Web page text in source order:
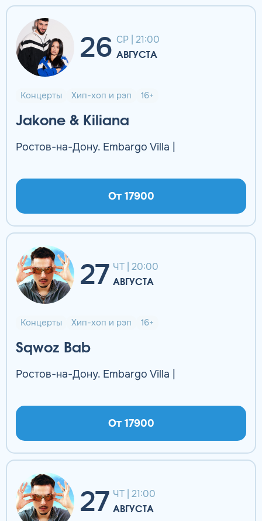
26 СР | 21:00
АВГУСТА
Концерты Хип-хоп и рэп 16+
Jakone & Kiliana
Ростов-на-Дону. Embargo Villa |
От 17900
27 ЧТ | 20:00
АВГУСТА
Концерты Хип-хоп и рэп 16+
Sqwoz Bab
Ростов-на-Дону. Embargo Villa |
От 17900
27 ЧТ | 21:00
АВГУСТА